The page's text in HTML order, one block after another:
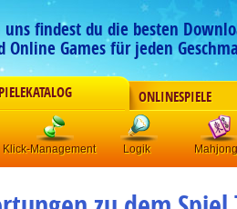
uns findest du die besten
Online Games für jeden
ONLINESPIELE
Klick-Management Logik Mahjong